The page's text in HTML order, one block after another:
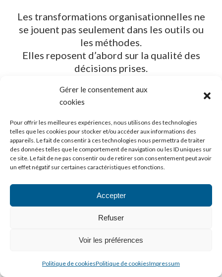
Gérer le consentement aux
cookies
Pour offrir les meilleures expériences, nous utilisons des technologies
telles que les cookies pour stocker et/ou accéder aux informations des
appareils. Le fait de consentir à ces technologies nous permettra de traiter
des données telles que le comportement de navigation ou les ID uniques sur
ce site. Le fait de ne pas consentir ou de retirer son consentement peut avoir
un effet négatif sur certaines caractéristiques et fonctions.
Accepter
Refuser
Voir les préférences
Politique de cookiesPolitique de cookiesImpressum
Les transformations organisationnelles ne
se jouent pas seulement dans les outils ou
les méthodes.
Elles reposent d’abord sur la qualité des
décisions prises.
Penseravant d’agir.Structurer
avant de transformer.
leurs choix et structurer leurs décisions
stratégiques.
Pour cela, nous mobilisons trois leviers
complémentaires —
Aligner, Anticiper et
— qui permettent d’intégrer les
compétences, les talents et les dynamiques